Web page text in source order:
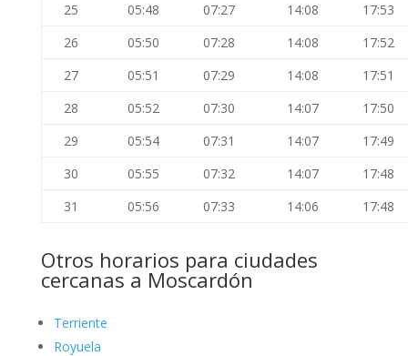
25
05:48 07:27 14:08
17:53
26
05:50 07:28 14:08
17:52
27
05:51 07:29 14:08
17:51
28
05:52 07:30 14:07
17:50
29
05:54 07:31 14:07
17:49
30
05:55 07:32 14:07
17:48
31
05:56 07:33 14:06 17:48
Otros horarios para ciudades
cercanas a Moscardón
Terriente
Royuela